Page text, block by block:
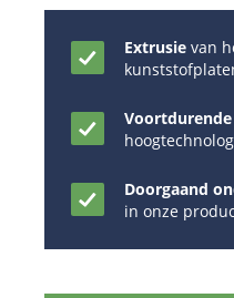
Extrusie van
Doorgaand
in onze